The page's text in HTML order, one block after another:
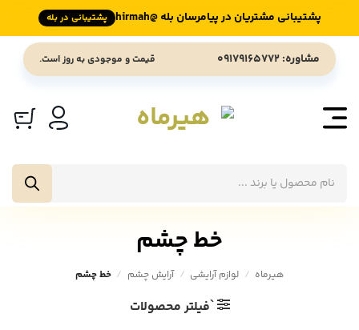
پشتیبانی مشتریان در پیامرسان بله @hirmah پشتیبانی در بله
مشاوره: 09179165772 قیمت و موجودی به روز است.
محصولات
خط چشم
هیرماه / لوازم آرایشی / آرایش چشم / خط چشم
`فیلتر محصولات